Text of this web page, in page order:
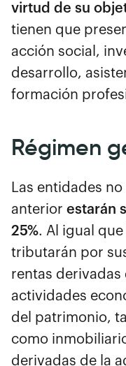
virtud de su
tienen que
acción social,
desarrollo,
formación
Régimen
Las entidades
anterior estarán
25%. Al igual
tributarán por
rentas derivadas
actividades
del patrimonio,
como
derivadas de la